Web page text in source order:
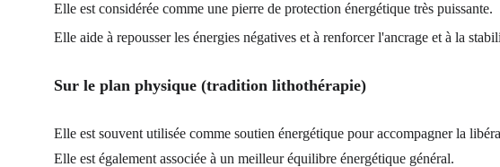
Elle est considérée comme une pierre de protection énergétique très puissante.
Elle aide à repousser les énergies négatives et à renforcer l'ancrage et à la
Sur le plan physique (tradition lithothérapie)
Elle est souvent utilisée comme soutien énergétique pour accompagner la
Elle est également associée à un meilleur équilibre énergétique général.